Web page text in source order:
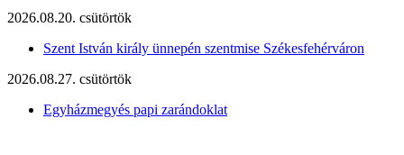
2026.08.20. csütörtök
Szent István király ünnepén szentmise Székesfehérváron
2026.08.27. csütörtök
Egyházmegyés papi zarándoklat